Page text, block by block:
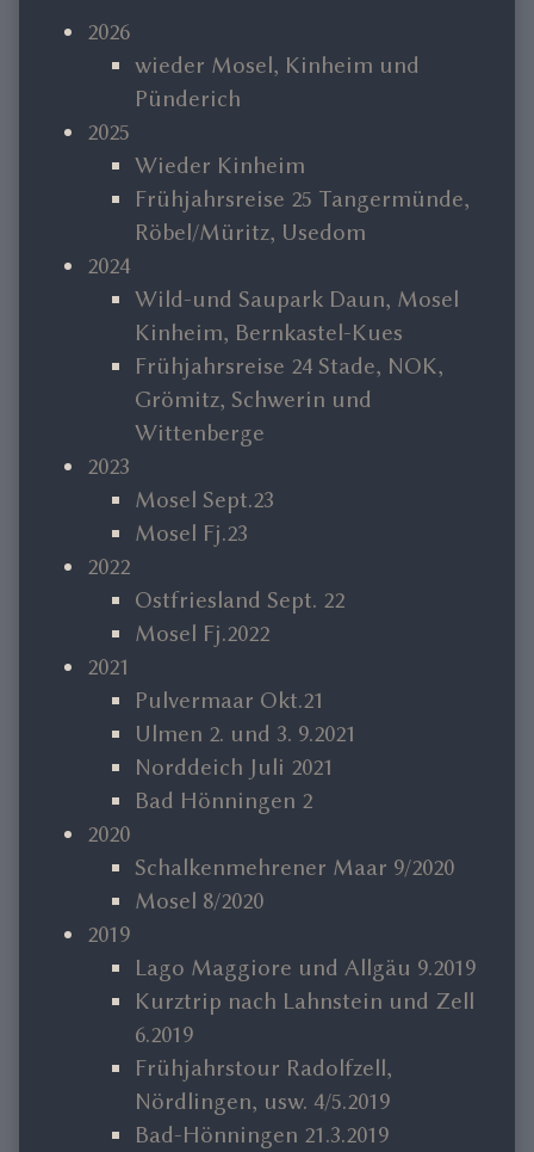
Sidebar
2026
wieder Mosel, Kinheim und
Pünderich
2025
Wieder Kinheim
Frühjahrsreise 25 Tangermünde,
Röbel/Müritz, Usedom
2024
Wild-und Saupark Daun, Mosel
Kinheim, Bernkastel-Kues
Frühjahrsreise 24 Stade, NOK,
Grömitz, Schwerin und
Wittenberge
2023
Mosel Sept.23
Mosel Fj.23
2022
Ostfriesland Sept. 22
Mosel Fj.2022
2021
Pulvermaar Okt.21
Ulmen 2. und 3. 9.2021
Norddeich Juli 2021
Bad Hönningen 2
2020
Schalkenmehrener Maar 9/2020
Mosel 8/2020
2019
Lago Maggiore und Allgäu 9.2019
Kurztrip nach Lahnstein und Zell
6.2019
Frühjahrstour Radolfzell,
Nördlingen, usw. 4/5.2019
Bad-Hönningen 21.3.2019